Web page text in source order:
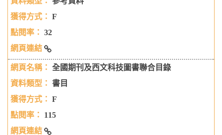
F
32
國立公共資訊圖書館自建資料庫-設計師之手
全國期刊及西文科技圖書聯合目錄
書目
F
115